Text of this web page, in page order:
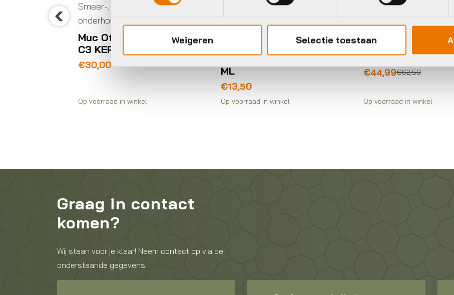
Weigeren Selectie toestaan
Smeer-, poets- en
onderhoudsmiddelen
Muc Off KETTINGOLIE
C3 KERAMISCH 120ML
30,00
Op voorraad in winkel
Smeer-, poets- en
onderhoudsmiddelen
Muc Off MUC-OFF
CHAIN CLEANER 400
ML
13,50
Op voorraad in winkel
1 bicycle cleaning
reinigingspakk
€62,50
Oorspronkelijke
€62,50.
44,99
Huidige
€44,99.
Op voorraad in winkel
Graag in contact
komen?
Wij staan voor je klaar! Neem contact op via de
onderstaande gegevens.